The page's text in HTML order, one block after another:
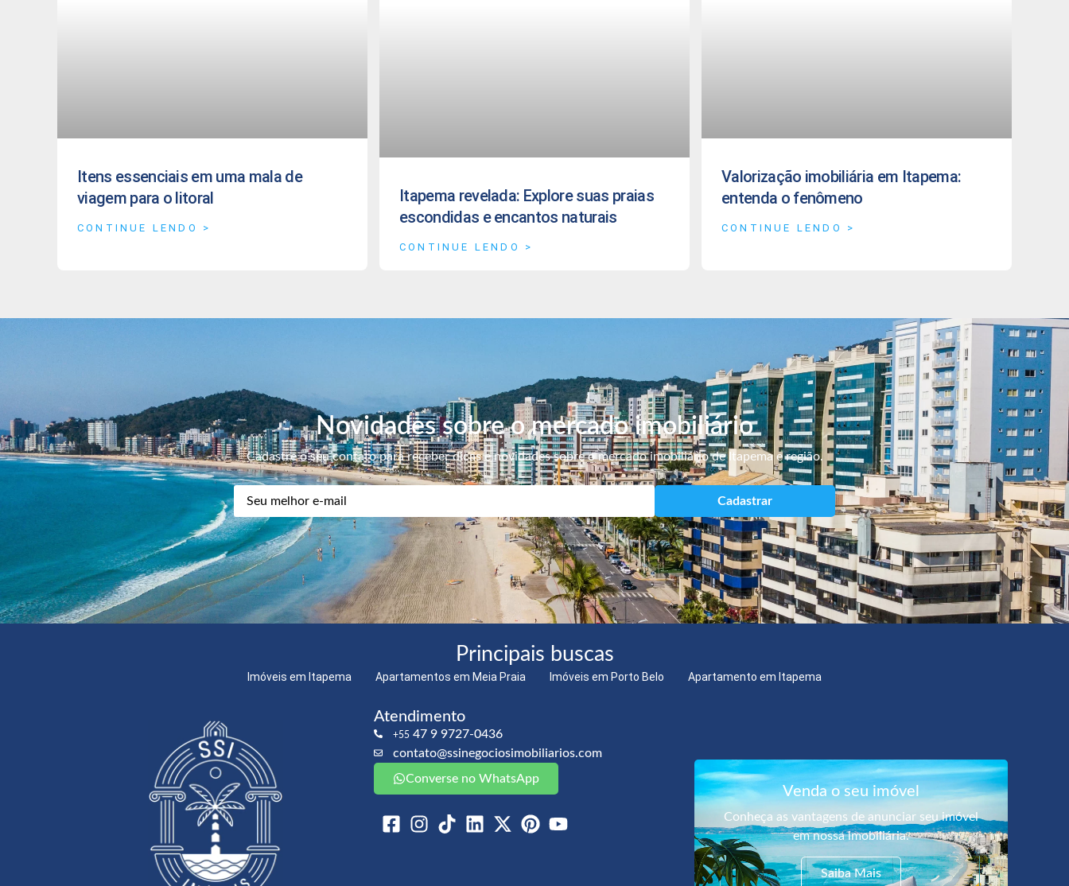
Itens essenciais em uma mala de
viagem para o litoral
CONTINUE LENDO >
Itapema revelada: Explore suas praias
escondidas e encantos naturais
CONTINUE LENDO >
Valorização imobiliária em Itapema:
entenda o fenômeno
CONTINUE LENDO >
Novidades sobre o mercado imobiliário
Cadastre o seu contato para receber dicas e novidades sobre o mercado imobiliário de Itapema e região.
Principais buscas
Imóveis em Itapema Apartamentos em Meia Praia Imóveis em Porto Belo Apartamento em Itapema
Atendimento
+5547 9 9727-0436
contato@ssinegociosimobiliarios.com
Converse no WhatsApp
Venda o seu imóvel
Conheça as vantagens de anunciar seu imóvel
em nossa imobiliária.
Saiba Mais